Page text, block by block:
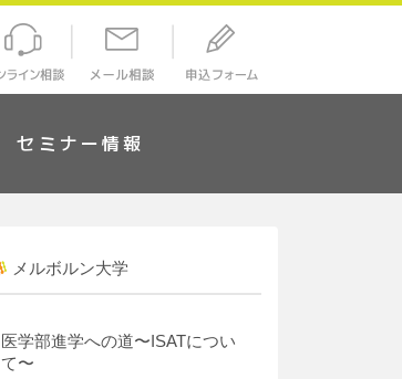
セミナー情報
メルボルン大学
医学部進学への道〜ISATについ
て〜